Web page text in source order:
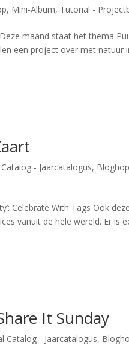
, Mini-Album, Tutorial -
maand staat het thema
een project over met
- Jaarcatalogus, Bloghop
Celebrate With Tags Ook
vanuit de hele wereld. Er
It Sunday
Catalog - Jaarcatalogus,